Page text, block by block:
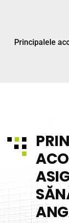
Principalele